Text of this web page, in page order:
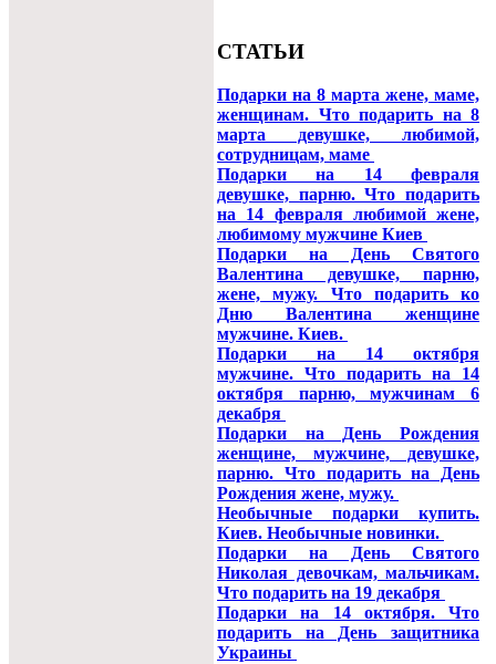
СТАТЬИ
Подарки на 8 марта жене, маме,
женщинам. Что подарить на 8
марта девушке, любимой,
сотрудницам, маме
Подарки на 14 февраля
девушке, парню. Что подарить
на 14 февраля любимой жене,
любимому мужчине Киев
Подарки на День Святого
Валентина девушке, парню,
жене, мужу. Что подарить ко
Дню Валентина женщине
мужчине. Киев.
Подарки на 14 октября
мужчине. Что подарить на 14
октября парню, мужчинам 6
декабря
Подарки на День Рождения
женщине, мужчине, девушке,
парню. Что подарить на День
Рождения жене, мужу.
Необычные подарки купить.
Киев. Необычные новинки.
Подарки на День Святого
Николая девочкам, мальчикам.
Что подарить на 19 декабря
Подарки на 14 октября. Что
подарить на День защитника
Украины